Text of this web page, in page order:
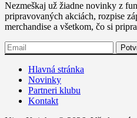
Nezmeškaj už žiadne novinky z
pripravovaných akciách, rozpise
merchandise a všetkom, čo si
Hlavná stránka
Novinky
Partneri klubu
Kontakt